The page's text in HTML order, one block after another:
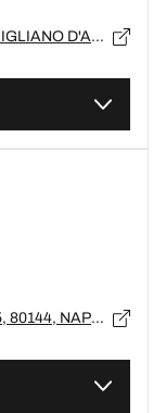
VIALE AERONAUTICA SNC, 80038, POMIGLIANO D'ARCO, NA
VIA CIRCUMVALLAZIONE ESTERNA 125, 80144, NAPOLI, NA